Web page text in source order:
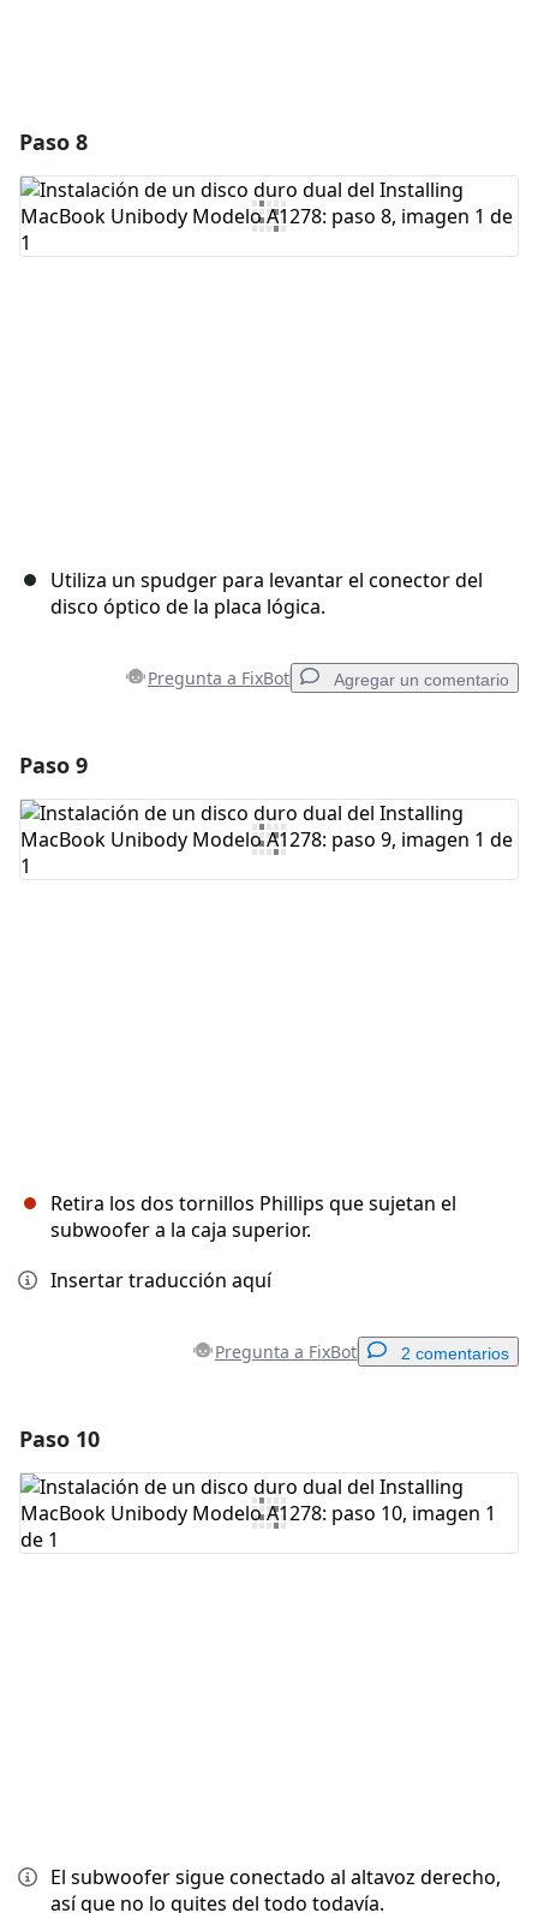
Paso 8
Utiliza un spudger para levantar el conector del
disco óptico de la placa lógica.
Pregunta a FixBot Agregar un comentario
Agregar Comentario
Paso 9
Retira los dos tornillos Phillips que sujetan el
subwoofer a la caja superior.
Insertar traducción aquí
Pregunta a FixBot 2 comentarios
Agregar Comentario
Paso 10
El subwoofer sigue conectado al altavoz derecho,
así que no lo quites del todo todavía.